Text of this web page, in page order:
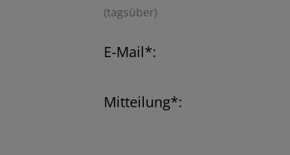
(tagsüber)
E-Mail*:
Mitteilung*: